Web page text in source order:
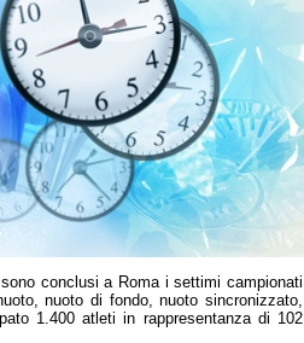
conclusi a Roma i settimi campionati
nuoto di fondo, nuoto sincronizzato,
1.400 atleti in rappresentanza di 102